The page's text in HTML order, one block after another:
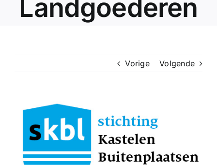
Landgoederen
Vorige Volgende
Bekijk
afbeelding